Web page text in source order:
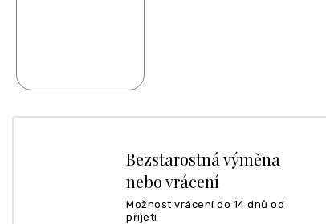
Bezstarostná výměna
nebo vrácení
Možnost vrácení do 14 dnů od
přijetí